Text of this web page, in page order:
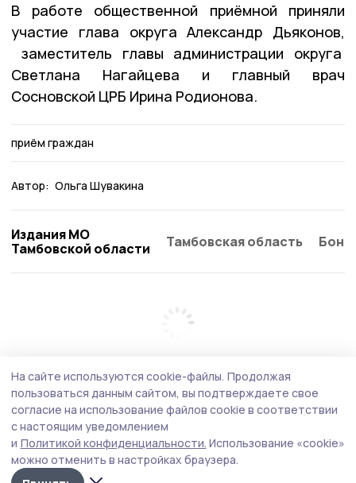
В работе общественной приёмной приняли
участие глава округа Александр Дьяконов,
заместитель главы администрации округа
Светлана Нагайцева и главный врач
Сосновской ЦРБ Ирина Родионова.
приём граждан
Автор: Ольга Шувакина
Издания МО
Тамбовской области
Тамбовская область
На сайте используются cookie-файлы. Продолжая
пользоваться данным сайтом, вы подтверждаете свое
согласие на использование файлов cookie в соответствии
с настоящим уведомлением
и Политикой конфиденциальности. Использование «cookie»
можно отменить в настройках браузера.